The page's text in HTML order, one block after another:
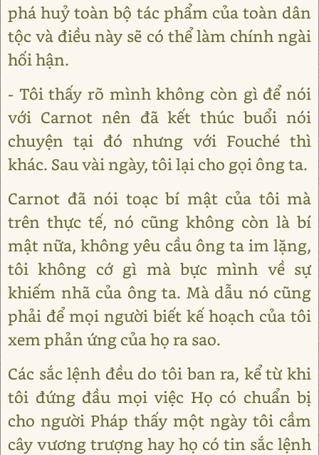
phá huỷ toàn bộ tác phẩm của toàn dân
tộc và điều này sẽ có thể làm chính ngài
hối hận.
- Tôi thấy rõ mình không còn gì để nói
với Carnot nên đã kết thúc buổi nói
chuyện tại đó nhưng với Fouché thì
khác. Sau vài ngày, tôi lại cho gọi ông ta.
Carnot đã nói toạc bí mật của tôi mà
trên thực tế, nó cũng không còn là bí
mật nữa, không yêu cầu ông ta im lặng,
tôi không cớ gì mà bực mình về sự
khiếm nhã của ông ta. Mà dẫu nó cũng
phải để mọi người biết kế hoạch của tôi
xem phản ứng của họ ra sao.
Các sắc lệnh đều do tôi ban ra, kể từ khi
tôi đứng đầu mọi việc Họ có chuẩn bị
cho người Pháp thấy một ngày tôi cầm
cây vương trượng hay họ có tin sắc lệnh